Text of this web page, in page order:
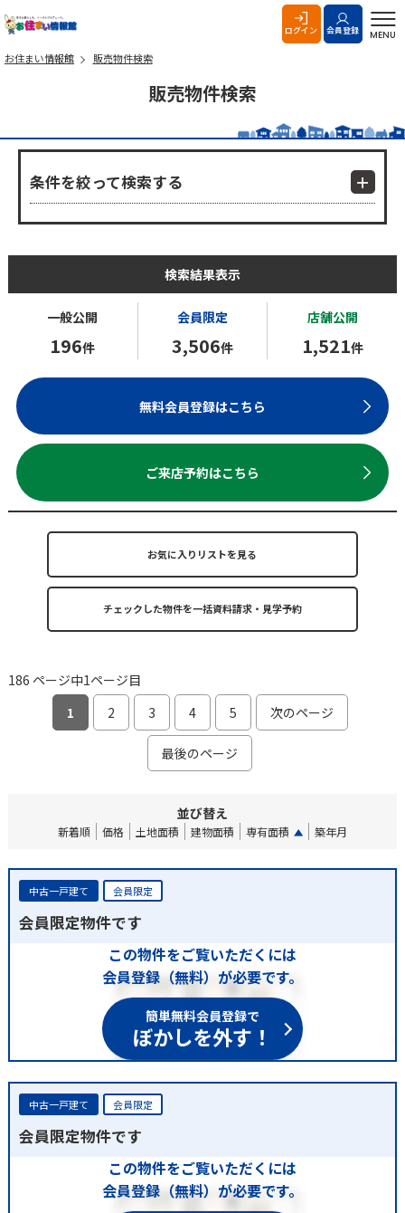
ログイン 会員登録 MENU
お住まい情報館 販売物件検索
販売物件検索
条件を絞って検索する
検索結果表示
一般公開
196件
会員限定
3,506件
店舗公開
1,521件
無料会員登録はこちら
ご来店予約はこちら
お気に入りリストを見る
186 ページ中1ページ目
1
2 3 4 5 次のページ
最後のページ
並び替え
新着順 価格 土地面積 建物面積 専有面積 築年月
中古一戸建て 会員限定
会員限定物件です
この物件をご覧いただくには
会員登録（無料）が必要です。
簡単無料会員登録で
ぼかしを外す！
中古一戸建て 会員限定
会員限定物件です
この物件をご覧いただくには
会員登録（無料）が必要です。